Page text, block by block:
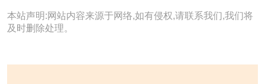
本站声明:网站内容来源于网络,如有侵权,请联系我们,我们将
及时删除处理。